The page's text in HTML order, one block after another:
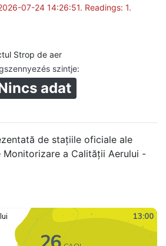
07-24 14:26:51. Readings: 1.
Strop de aer
szintje:
adat
de stațiile oficiale ale
Monitorizare a Calității Aerului -